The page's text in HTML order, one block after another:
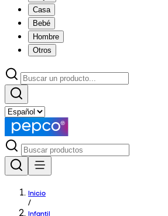
Casa
Bebé
Hombre
Otros
Inicio
/
Infantil